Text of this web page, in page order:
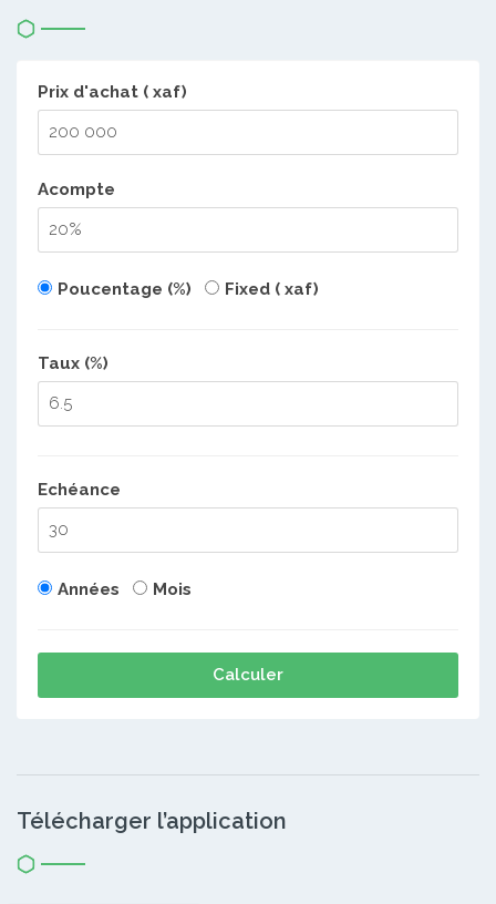
Prix d'achat ( xaf)
Acompte
Poucentage (%) Fixed ( xaf)
Taux (%)
Echéance
Années Mois
Calculer
Télécharger l’application